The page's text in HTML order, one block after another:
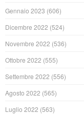
Gennaio 2023 (606)
Dicembre 2022 (524)
Novembre 2022 (536)
Ottobre 2022 (555)
Settembre 2022 (556)
Agosto 2022 (565)
Luglio 2022 (563)